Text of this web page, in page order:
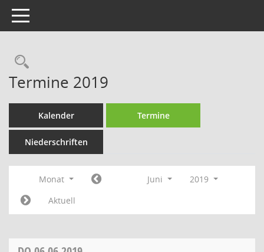
Toggle navigation
Rechercheauswahl
Termine 2019
Kalender Termine
Niederschriften
Monat Juni
2019
Aktuell